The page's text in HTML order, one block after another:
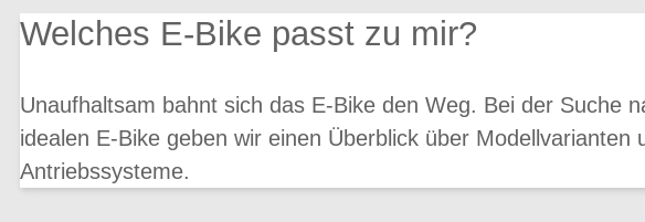
Welches E-Bike passt zu mir?
Unaufhaltsam bahnt sich das E-Bike den Weg. Bei der Suche
idealen E-Bike geben wir einen Überblick über Modellvarianten
Antriebssysteme.